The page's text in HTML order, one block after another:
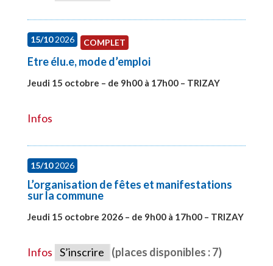
15/102026 COMPLET
Etre élu.e, mode d’emploi
Jeudi 15 octobre – de 9h00 à 17h00 – TRIZAY
Infos
15/102026
L’organisation de fêtes et manifestations
sur la commune
Jeudi 15 octobre 2026 – de 9h00 à 17h00 – TRIZAY
Infos S’inscrire (places disponibles : 7)